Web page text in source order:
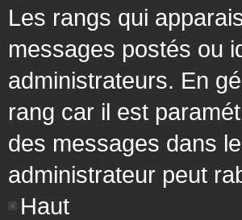
Les rangs qui
messages postés ou
administrateurs. En
rang car il est
des messages dans
administrateur peut
Haut